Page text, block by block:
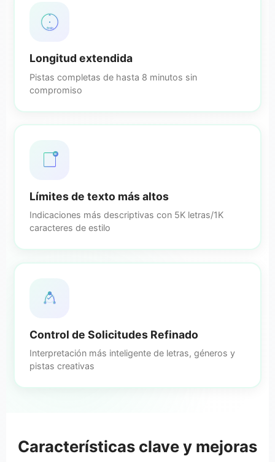
8min
Longitud extendida
Pistas completas de hasta 8 minutos sin
compromiso
5K
Límites de texto más altos
Indicaciones más descriptivas con 5K letras/1K
caracteres de estilo
Control de Solicitudes Refinado
Interpretación más inteligente de letras, géneros y
pistas creativas
Características clave y mejoras